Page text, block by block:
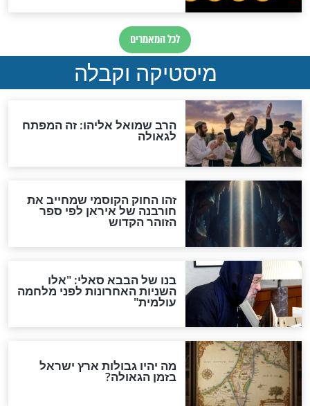
מה יהיה בימות המשיח?
"לפני הגאולה תהיה אפיקורסות
והכחשה גדולה מאוד של
האמונה"
האם לאחר בוא המשיח יהיה
אפשר לחזור בתשובה?
לכל המאמרים